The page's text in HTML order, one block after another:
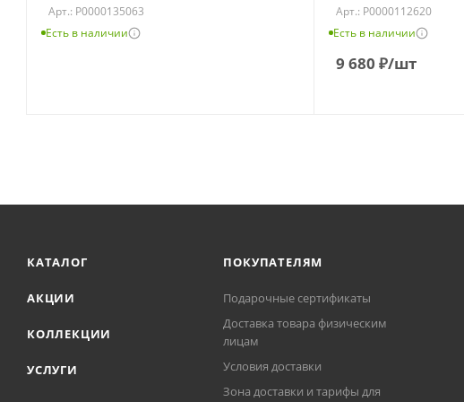
Арт.: Р0000135063
Есть в наличии
Арт.: Р0000112620
Есть в наличии
9 680 ₽/шт
КАТАЛОГ
АКЦИИ
КОЛЛЕКЦИИ
УСЛУГИ
ПОКУПАТЕЛЯМ
Подарочные сертификаты
Доставка товара физическим
лицам
Условия доставки
Зона доставки и тарифы для